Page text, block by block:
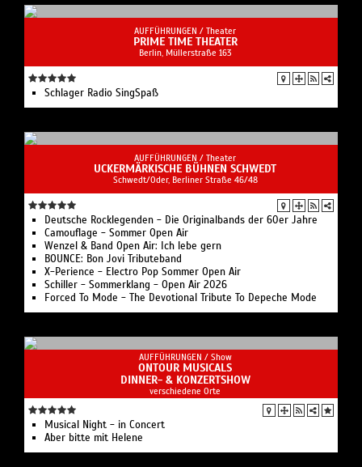
AUFFÜHRUNGEN / Theater
PRIME TIME THEATER
Berlin, ​Müllerstraße 163
Schlager Radio SingSpaß
AUFFÜHRUNGEN / Theater
UCKERMÄRKISCHE BÜHNEN SCHWEDT
Schwedt/Oder, Berliner Straße 46/48
Deutsche Rocklegenden - Die Originalbands der 60er Jahre
Camouflage - Sommer Open Air
Wenzel & Band Open Air: Ich lebe gern
BOUNCE: Bon Jovi Tributeband
X-Perience - Electro Pop Sommer Open Air
Schiller - Sommerklang - Open Air 2026
Forced To Mode - The Devotional Tribute To Depeche Mode
AUFFÜHRUNGEN / Show
ONTOUR MUSICALS
DINNER- & KONZERTSHOW
verschiedene Orte
Musical Night - in Concert
Aber bitte mit Helene